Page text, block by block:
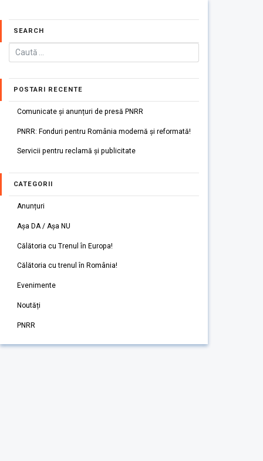
SEARCH
POSTARI RECENTE
Comunicate și anunțuri de presă PNRR
PNRR: Fonduri pentru România modernă și reformată!
Servicii pentru reclamă și publicitate
CATEGORII
Anunțuri
Așa DA / Așa NU
Călătoria cu Trenul în Europa!
Călătoria cu trenul în România!
Evenimente
Noutăți
PNRR